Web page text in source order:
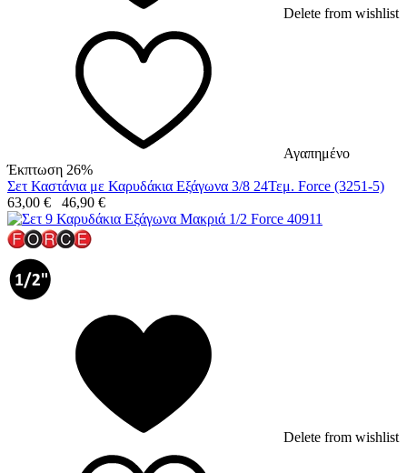
Delete from wishlist
Αγαπημένο
Έκπτωση 26%
Σετ Καστάνια με Καρυδάκια Εξάγωνα 3/8 24Τεμ. Force (3251-5)
63,00 € 46,90 €
Delete from wishlist